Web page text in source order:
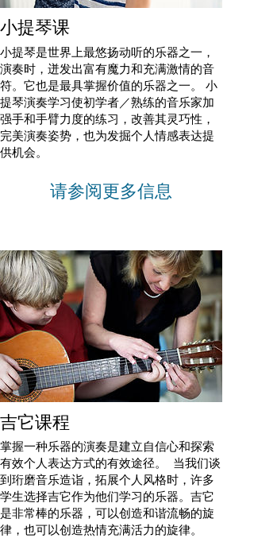
小提琴课
小提琴是世界上最悠扬动听的乐器之一，
演奏时，迸发出富有魔力和充满激情的音
符。它也是最具掌握价值的乐器之一。 小
提琴演奏学习使初学者／熟练的音乐家加
强手和手臂力度的练习，改善其灵巧性，
完美演奏姿势，也为发掘个人情感表达提
供机会。
请参阅更多信息
吉它课程
掌握一种乐器的演奏是建立自信心和探索
有效个人表达方式的有效途径。 当我们谈
到珩磨音乐造诣，拓展个人风格时，许多
学生选择吉它作为他们学习的乐器。吉它
是非常棒的乐器，可以创造和谐流畅的旋
律，也可以创造热情充满活力的旋律。